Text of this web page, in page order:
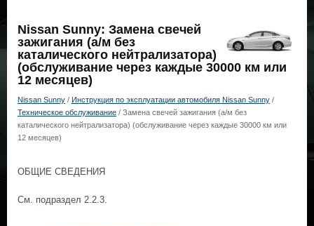
Nissan Sunny: Замена свечей
зажигания (а/м без
каталического нейтрализатора)
(обслуживание через каждые 30000 км или
12 месяцев)
Nissan Sunny / Инструкция по эксплуатации автомобиля Nissan Sunny /
Техническое обслуживание / Замена свечей зажигания (а/м без
каталического нейтрализатора) (обслуживание через каждые 30000 км или
12 месяцев)
ОБЩИЕ СВЕДЕНИЯ
См. подраздел 2.2.3.